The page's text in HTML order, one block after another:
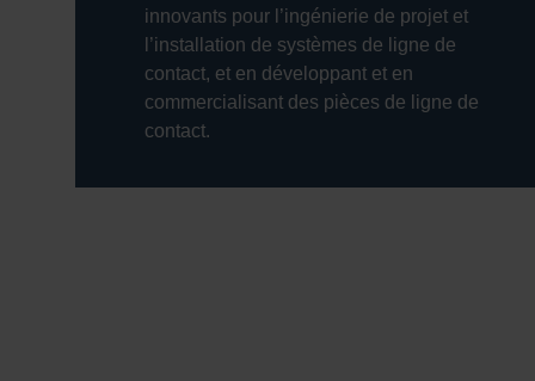
innovants pour l’ingénierie de projet et
l’installation de systèmes de ligne de
contact, et en développant et en
commercialisant des pièces de ligne de
contact.